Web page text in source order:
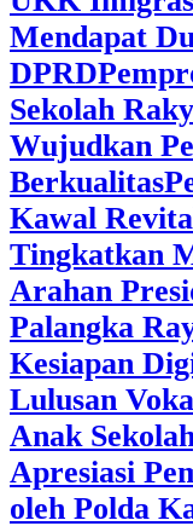
Mendapat
DPRD
Sekolah
Wujudkan
Berkualitas
Kawal
Tingkatkan
Arahan
Palangka
Kesiapan
Lulusan
Anak
Apresiasi
oleh Polda